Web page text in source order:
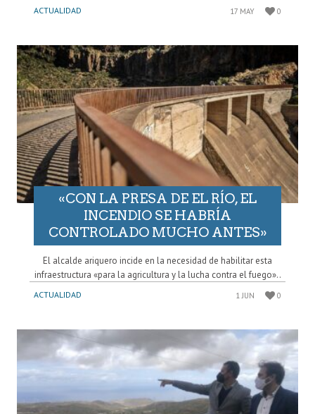
ACTUALIDAD 17 MAY 0
«CON LA PRESA DE EL RÍO, EL
INCENDIO SE HABRÍA
CONTROLADO MUCHO ANTES»
El alcalde ariquero incide en la necesidad de habilitar esta
infraestructura «para la agricultura y la lucha contra el fuego»..
ACTUALIDAD 1 JUN 0